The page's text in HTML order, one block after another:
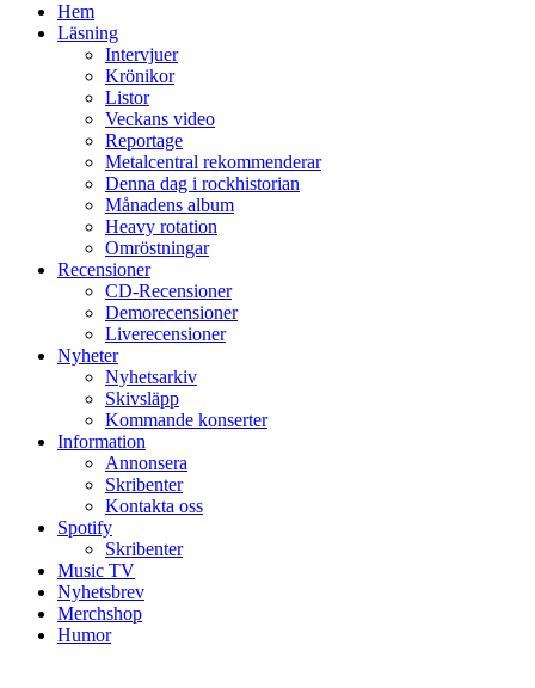
Hem
Läsning
Intervjuer
Krönikor
Listor
Veckans video
Reportage
Metalcentral rekommenderar
Denna dag i rockhistorian
Månadens album
Heavy rotation
Omröstningar
Recensioner
CD-Recensioner
Demorecensioner
Liverecensioner
Nyheter
Nyhetsarkiv
Skivsläpp
Kommande konserter
Information
Annonsera
Skribenter
Kontakta oss
Spotify
Skribenter
Music TV
Nyhetsbrev
Merchshop
Humor